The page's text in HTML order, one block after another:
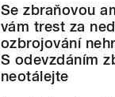
Se zbraňovou
vám trest za
ozbrojování
S odevzdáním
neotálejte